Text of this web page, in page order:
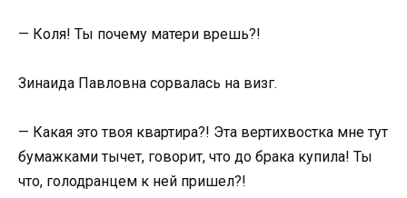
— Коля! Ты почему матери врешь?!
Зинаида Павловна сорвалась на визг.
— Какая это твоя квартира?! Эта вертихвостка мне тут
бумажками тычет, говорит, что до брака купила! Ты
что, голодранцем к ней пришел?!